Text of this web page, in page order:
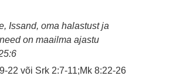
Issand, oma halastust ja
on maailma ajastu
22 või Srk 2:7-11;Mk 8:22-26